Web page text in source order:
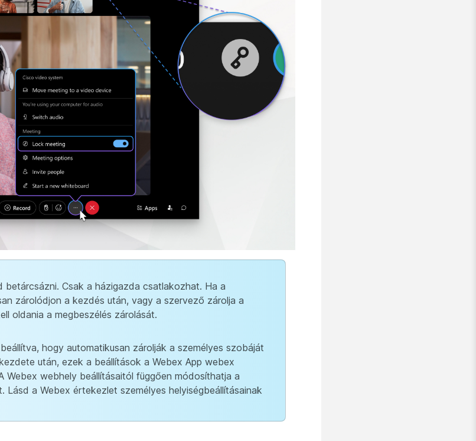
betárcsázni. Csak a házigazda csatlakozhat. Ha a
zárolódjon a kezdés után, vagy a szervező zárolja a
oldania a megbeszélés zárolását.
hogy automatikusan zárolják a személyes szobáját
után, ezek a beállítások a Webex App webex
webhely beállításaitól függően módosíthatja a
Lásd a Webex értekezlet személyes helyiségbeállításainak